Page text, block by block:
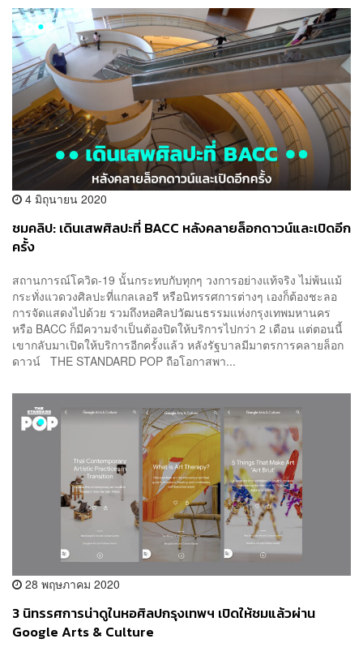
4 มิถุนายน 2020
ชมคลิป: เดินเสพศิลปะที่ BACC หลังคลายล็อกดาวน์และเปิดอีก
ครั้ง
สถานการณ์โควิด-19 นั้นกระทบกับทุกๆ วงการอย่างแท้จริง ไม่พ้นแม้
กระทั่งแวดวงศิลปะที่แกลเลอรี หรือนิทรรศการต่างๆ เองก็ต้องชะลอ
การจัดแสดงไปด้วย รวมถึงหอศิลปวัฒนธรรมแห่งกรุงเทพมหานคร
หรือ BACC ก็มีความจำเป็นต้องปิดให้บริการไปกว่า 2 เดือน แต่ตอนนี้
เขากลับมาเปิดให้บริการอีกครั้งแล้ว หลังรัฐบาลมีมาตรการคลายล็อก
ดาวน์ THE STANDARD POP ถือโอกาสพา...
28 พฤษภาคม 2020
3 นิทรรศการน่าดูในหอศิลปกรุงเทพฯ เปิดให้ชมแล้วผ่าน
Google Arts & Culture